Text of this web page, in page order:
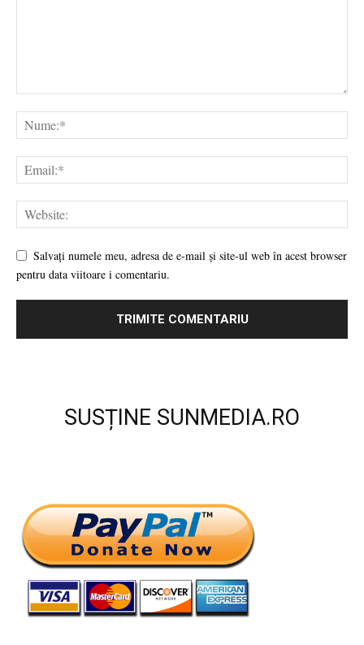
Salvați numele meu, adresa de e-mail și site-ul web în acest browser
pentru data viitoare i comentariu.
SUSȚINE SUNMEDIA.RO